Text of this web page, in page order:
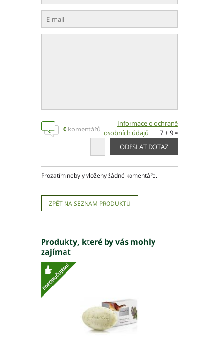
Ceník piva
0 komentářů
Informace o ochraně
osobních údajů
7 + 9 =
Prozatím nebyly vloženy žádné komentáře.
ZPĚT NA SEZNAM PRODUKTŮ
Produkty, které by vás mohly
zajímat